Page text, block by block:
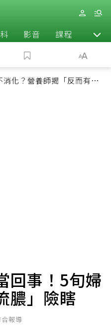
影音 課程 退休
化？營養師揭「反而有好
回事！5旬婦
膿」險瞎
報導